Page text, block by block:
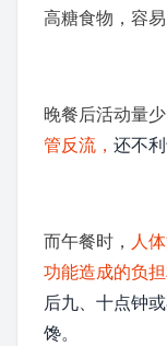
高糖食物，容
晚餐后活动量
管反流 ， 还不
而午餐时， 人
功能造成的负担
后九、十点钟
馋。